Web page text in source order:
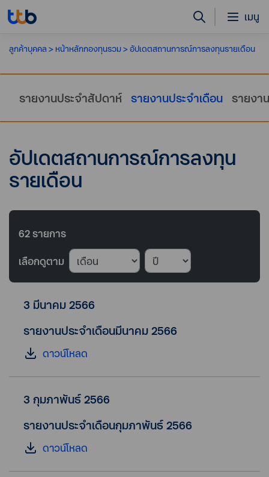
เมนู
ลูกค้าบุคคล หน้าหลักกองทุนรวม อัปเดตสถานการณ์การลงทุนรายเดือน
รายงานประจำสัปดาห์ รายงานประจำเดือน รายงา
อัปเดตสถานการณ์การลงทุน
รายเดือน
62รายการ
เลือกดูตาม
3 มีนาคม 2566
รายงานประจำเดือนมีนาคม 2566
ดาวน์โหลด
3 กุมภาพันธ์ 2566
รายงานประจำเดือนกุมภาพันธ์ 2566
ดาวน์โหลด